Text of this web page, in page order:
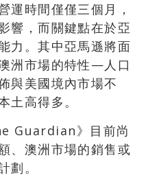
運時間僅僅三個月，
響，而關鍵點在於亞
力。其中亞馬遜將面
洲市場的特性—人口
與美國境內市場不
土高得多。
Guardian》目前尚
、澳洲市場的銷售或
劃。